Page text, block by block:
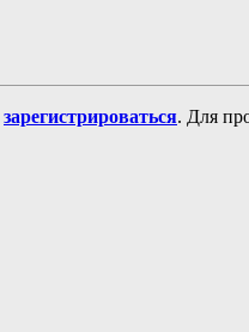
зарегистрироваться. Для